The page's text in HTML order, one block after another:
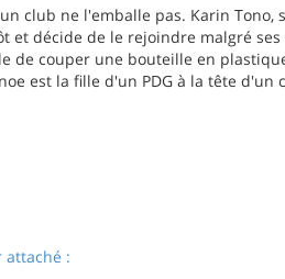
club ne l'emballe pas. Karin Tono,
décide de le rejoindre malgré ses
de couper une bouteille en
est la fille d'un PDG à la tête